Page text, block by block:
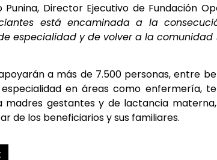
Director Ejecutivo de Fundación
está encaminada a la
especialidad y de volver a la
a más de 7.500 personas, entre
en áreas como enfermería,
madres gestantes y de lactancia
de los beneficiarios y sus familiares.